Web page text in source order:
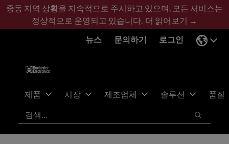
기
콘
바
글
중동 지역 상황을 지속적으로 주시하고 있으며, 모든 서비스는
정상적으로 운영되고 있습니다. 더 읽어보기 →
뉴스
문의하기 로그인
제품 시장 제조업체 솔루션
품질
검색
검색